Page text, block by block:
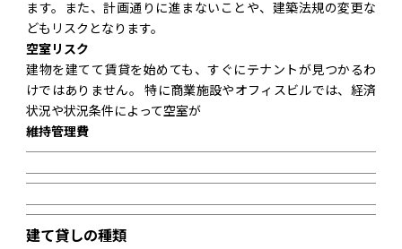
ます。また、計画通りに進まないことや、建築法規の変更な
どもリスクとなります。
空室リスク
建物を建てて賃貸を始めても、すぐにテナントが見つかるわ
けではありません。 特に商業施設やオフィスビルでは、経済
状況や状況条件によって空室が
維持管理費
建て貸しの種類